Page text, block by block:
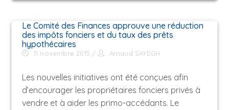
Le Comité des Finances approuve une réduction
des impôts fonciers et du taux des prêts
hypothécaires
11 novembre 2015 Arnaud SAYEGH
Les nouvelles initiatives ont été conçues afin
d’encourager les propriétaires fonciers privés à
vendre et à aider les primo-accédants. Le